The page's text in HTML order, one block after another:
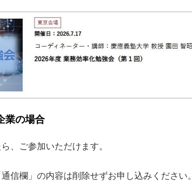
業の場合
、ご参加いただけます。
信欄」の内容は削除せずお申し込みください。